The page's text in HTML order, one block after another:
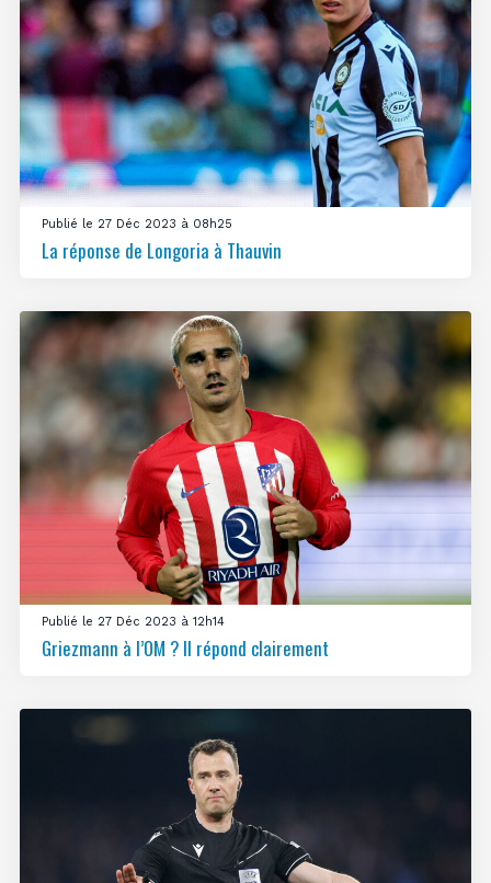
Publié le 27 Déc 2023 à 08h25
La réponse de Longoria à Thauvin
Publié le 27 Déc 2023 à 12h14
Griezmann à l’OM ? Il répond clairement